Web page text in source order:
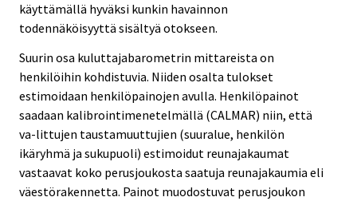
käyttämällä hyväksi kunkin havainnon
todennäköisyyttä sisältyä otokseen.
Suurin osa kuluttajabarometrin mittareista on
henkilöihin kohdistuvia. Niiden osalta tulokset
estimoidaan henkilöpainojen avulla. Henkilöpainot
saadaan kalibrointimenetelmällä (CALMAR) niin, että
va-littujen taustamuuttujien (suuralue, henkilön
ikäryhmä ja sukupuoli) estimoidut reunajakaumat
vastaavat koko perusjoukosta saatuja reunajakaumia eli
väestörakennetta. Painot muodostuvat perusjoukon